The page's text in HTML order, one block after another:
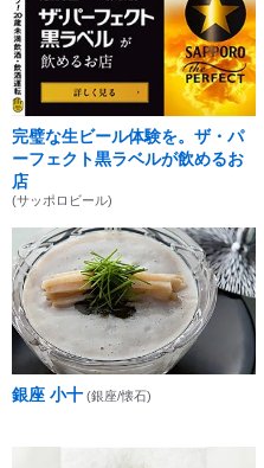
完璧な生ビール体験を。ザ・パ
ーフェクト黒ラベルが飲めるお
店
(サッポロビール)
銀座 小十 (銀座/懐石)